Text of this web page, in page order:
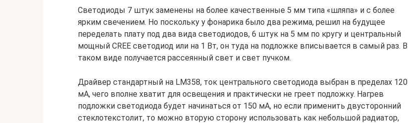
Светодиоды 7 штук заменены на более качественные 5 мм типа «шляпа» и с более
ярким свечением. Но поскольку у фонарика было два режима, решил на будущее
переделать плату под два вида светодиодов, 6 штук на 5 мм по кругу и центральный
мощный CREE светодиод или на 1 Вт, он туда на подложке вписывается в самый раз. В
таком виде получается рассеянный свет и свет пучком.
Драйвер стандартный на LM358, ток центрального светодиода выбран в пределах 120
мА, чего вполне хватит для освещения и практически не греет подложку. Нагрев
подложки светодиода будет начинаться от 150 мА, но если применить двусторонний
стеклотекстолит, то можно вторую сторону использовать как небольшой радиатор,